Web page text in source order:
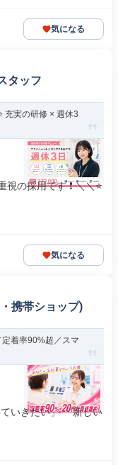
気になる
タッフ
充実の研修 × 週休3
の採用です ❗ ＼＼⭐
気になる
携帯ショップ)
着率90%超／スマ
いきたい」 「新しい